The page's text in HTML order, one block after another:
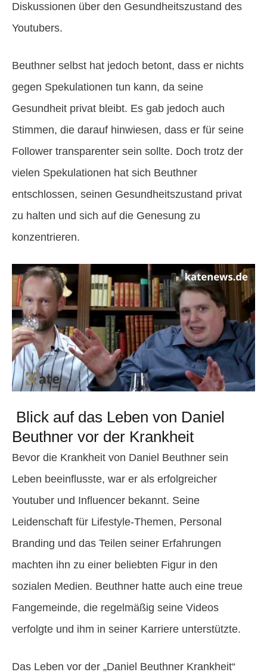
Diskussionen über den Gesundheitszustand des
Youtubers.
Beuthner selbst hat jedoch betont, dass er nichts
gegen Spekulationen tun kann, da seine
Gesundheit privat bleibt. Es gab jedoch auch
Stimmen, die darauf hinwiesen, dass er für seine
Follower transparenter sein sollte. Doch trotz der
vielen Spekulationen hat sich Beuthner
entschlossen, seinen Gesundheitszustand privat
zu halten und sich auf die Genesung zu
konzentrieren.
Blick auf das Leben von Daniel
Beuthner vor der Krankheit
Bevor die Krankheit von Daniel Beuthner sein
Leben beeinflusste, war er als erfolgreicher
Youtuber und Influencer bekannt. Seine
Leidenschaft für Lifestyle-Themen, Personal
Branding und das Teilen seiner Erfahrungen
machten ihn zu einer beliebten Figur in den
sozialen Medien. Beuthner hatte auch eine treue
Fangemeinde, die regelmäßig seine Videos
verfolgte und ihm in seiner Karriere unterstützte.
Das Leben vor der „Daniel Beuthner Krankheit“